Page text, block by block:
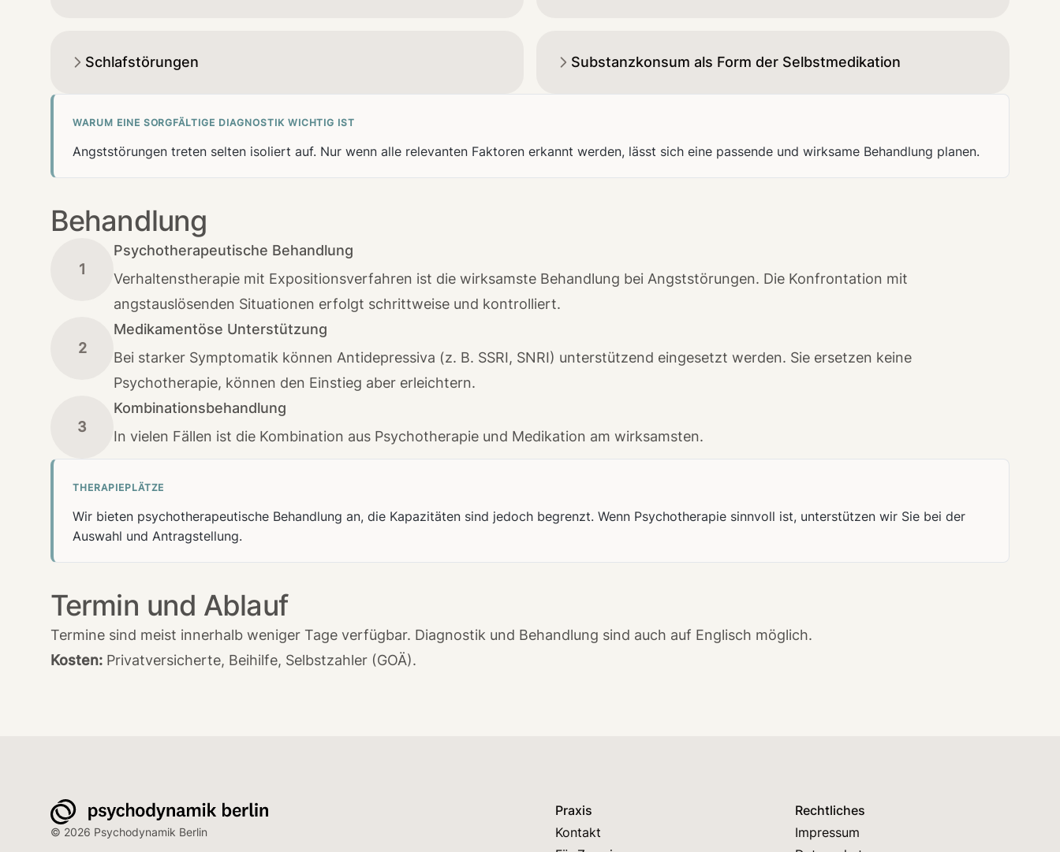
Schlafstörungen Substanzkonsum als Form der Selbstmedikation
WARUM EINE SORGFÄLTIGE DIAGNOSTIK WICHTIG IST
Angststörungen treten selten isoliert auf. Nur wenn alle relevanten Faktoren erkannt werden, lässt sich eine passende und wirksame Behandlung planen.
Behandlung
1
Psychotherapeutische Behandlung
Verhaltenstherapie mit Expositionsverfahren ist die wirksamste Behandlung bei Angststörungen. Die Konfrontation mit
angstauslösenden Situationen erfolgt schrittweise und kontrolliert.
2
Medikamentöse Unterstützung
Bei starker Symptomatik können Antidepressiva (z. B. SSRI, SNRI) unterstützend eingesetzt werden. Sie ersetzen keine
Psychotherapie, können den Einstieg aber erleichtern.
3
Kombinationsbehandlung
In vielen Fällen ist die Kombination aus Psychotherapie und Medikation am wirksamsten.
THERAPIEPLÄTZE
Wir bieten psychotherapeutische Behandlung an, die Kapazitäten sind jedoch begrenzt. Wenn Psychotherapie sinnvoll ist, unterstützen wir Sie bei der
Auswahl und Antragstellung.
Termin und Ablauf
Termine sind meist innerhalb weniger Tage verfügbar. Diagnostik und Behandlung sind auch auf Englisch möglich.
Kosten: Privatversicherte, Beihilfe, Selbstzahler (GOÄ).
© 2026 Psychodynamik Berlin
Praxis
Kontakt
Rechtliches
Impressum